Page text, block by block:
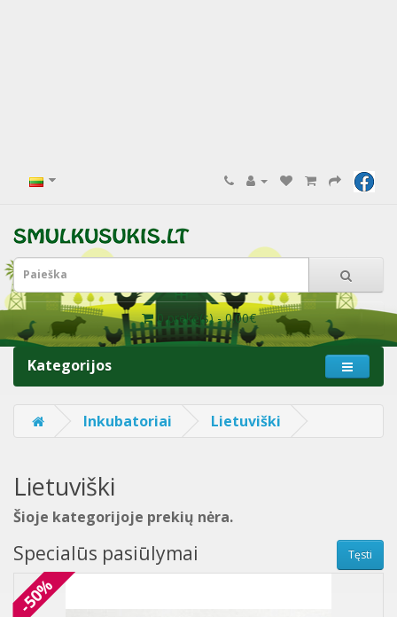
0 prekė(s) - 0.00€
Kategorijos
Inkubatoriai Lietuviški
Lietuviški
Šioje kategorijoje prekių nėra.
Tęsti
Specialūs pasiūlymai
-50%